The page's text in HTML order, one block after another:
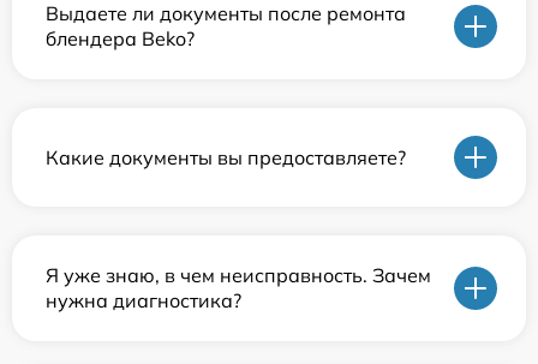
Выдаете ли документы после ремонта
блендера Beko?
Какие документы вы предоставляете?
Я уже знаю, в чем неисправность. Зачем
нужна диагностика?